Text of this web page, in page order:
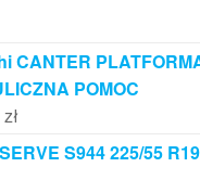
CANTER
POMOC
zł
S944 225/55